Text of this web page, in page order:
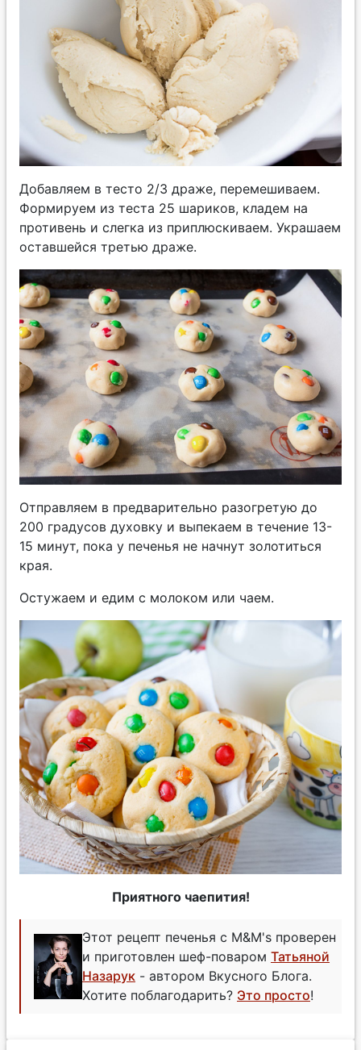
Добавляем в тесто 2/3 драже, перемешиваем.
Формируем из теста 25 шариков, кладем на
противень и слегка из приплюскиваем. Украшаем
оставшейся третью драже.
Отправляем в предварительно разогретую до
200 градусов духовку и выпекаем в течение 13-
15 минут, пока у печенья не начнут золотиться
края.
Остужаем и едим с молоком или чаем.
Приятного чаепития!
Этот рецепт печенья с M&M's проверен
и приготовлен шеф-поваром Татьяной
Назарук - автором Вкусного Блога.
Хотите поблагодарить? Это просто!